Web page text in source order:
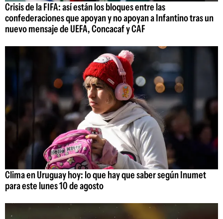
Crisis de la FIFA: así están los bloques entre las
confederaciones que apoyan y no apoyan a Infantino tras un
nuevo mensaje de UEFA, Concacaf y CAF
Clima en Uruguay hoy: lo que hay que saber según Inumet
para este lunes 10 de agosto